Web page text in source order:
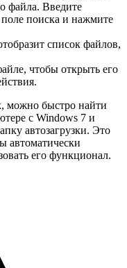
файла. Введите
поле поиска и нажмите
список файлов,
чтобы открыть его
можно быстро найти
с Windows 7 и
автозагрузки. Это
автоматически
его функционал.